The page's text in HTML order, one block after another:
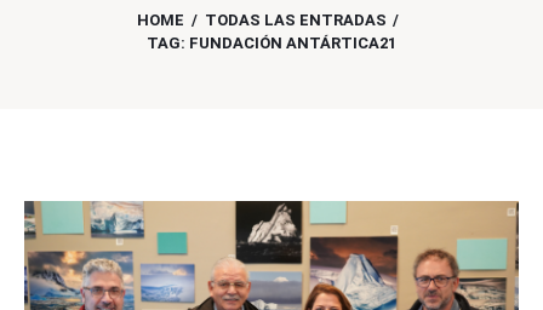
HOME
TODAS LAS ENTRADAS
TAG: FUNDACIÓN ANTÁRTICA21
COMUNICACIONES